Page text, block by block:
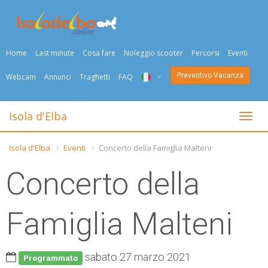
Home Last minute Cosa fare Noleggio scooter Percorsi Eventi
Webcam Annunci Traghetti FAQ
ENG
NED
PYC
DAN
Preventivo Vacanza
Togli
Isola d'Elba
Isola d'Elba Eventi Concerto della Famiglia Malteni
Concerto della
Famiglia Malteni
Programmato sabato 27 marzo 2021